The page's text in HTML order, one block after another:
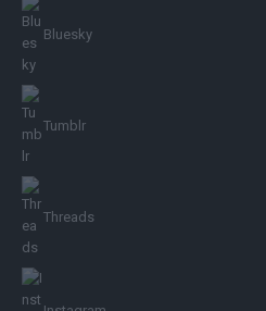
Bluesky
Tumblr
Threads